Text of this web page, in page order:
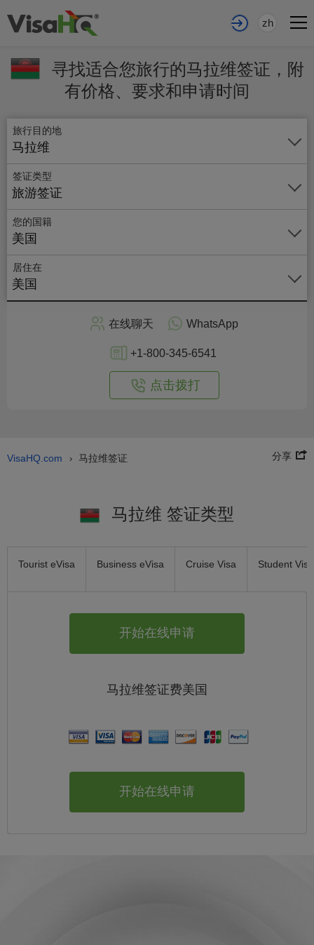
zh
寻找适合您旅行的马拉维签证，附
有价格、要求和申请时间
旅行目的地
马拉维
签证类型
旅游签证
您的国籍
美国
居住在
美国
现
在
开
在线聊天 WhatsApp
+1-800-345-6541
点击拨打
VisaHQ.com › 马拉维签证 分享
马拉维 签证类型
Tourist eVisa Business eVisa Cruise Visa Student Visa
开始在线申请
马拉维签证费美国
开始在线申请